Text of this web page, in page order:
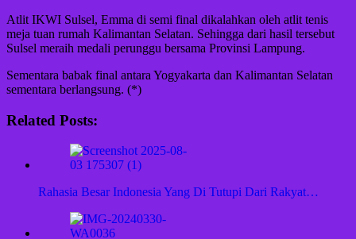
Atlit IKWI Sulsel, Emma di semi final dikalahkan oleh atlit tenis
meja tuan rumah Kalimantan Selatan. Sehingga dari hasil tersebut
Sulsel meraih medali perunggu bersama Provinsi Lampung.
Sementara babak final antara Yogyakarta dan Kalimantan Selatan
sementara berlangsung. (*)
Related Posts:
Rahasia Besar Indonesia Yang Di Tutupi Dari Rakyat…